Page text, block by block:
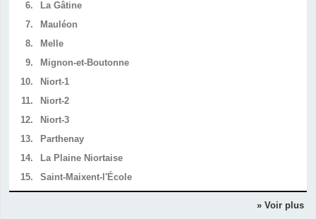
6.
La Gâtine
7.
Mauléon
8.
Melle
9.
Mignon-et-Boutonne
10.
Niort-1
11.
Niort-2
12.
Niort-3
13.
Parthenay
14.
La Plaine Niortaise
15.
Saint-Maixent-l'École
» Voir plus